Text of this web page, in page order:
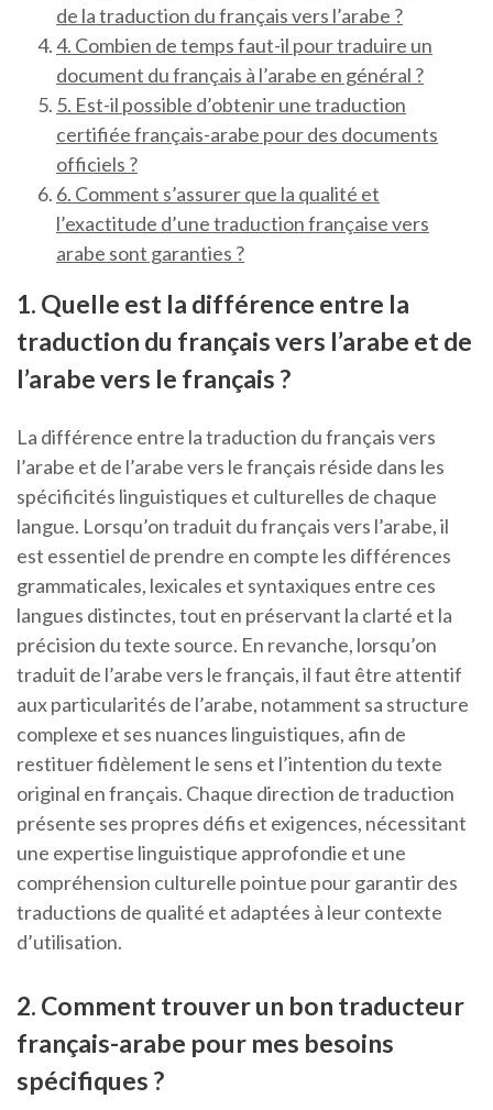
de la traduction du français vers l’arabe ?
4. Combien de temps faut-il pour traduire un
document du français à l’arabe en général ?
5. Est-il possible d’obtenir une traduction
certifiée français-arabe pour des documents
officiels ?
6. Comment s’assurer que la qualité et
l’exactitude d’une traduction française vers
arabe sont garanties ?
1. Quelle est la différence entre la
traduction du français vers l’arabe et de
l’arabe vers le français ?
La différence entre la traduction du français vers
l’arabe et de l’arabe vers le français réside dans les
spécificités linguistiques et culturelles de chaque
langue. Lorsqu’on traduit du français vers l’arabe, il
est essentiel de prendre en compte les différences
grammaticales, lexicales et syntaxiques entre ces
langues distinctes, tout en préservant la clarté et la
précision du texte source. En revanche, lorsqu’on
traduit de l’arabe vers le français, il faut être attentif
aux particularités de l’arabe, notamment sa structure
complexe et ses nuances linguistiques, afin de
restituer fidèlement le sens et l’intention du texte
original en français. Chaque direction de traduction
présente ses propres défis et exigences, nécessitant
une expertise linguistique approfondie et une
compréhension culturelle pointue pour garantir des
traductions de qualité et adaptées à leur contexte
d’utilisation.
2. Comment trouver un bon traducteur
français-arabe pour mes besoins
spécifiques ?